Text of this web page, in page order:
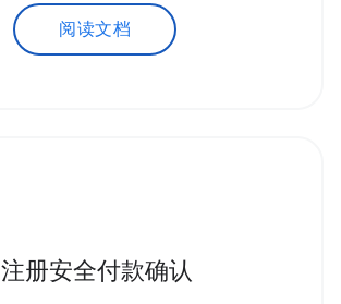
阅读文档
注册安全付款确认